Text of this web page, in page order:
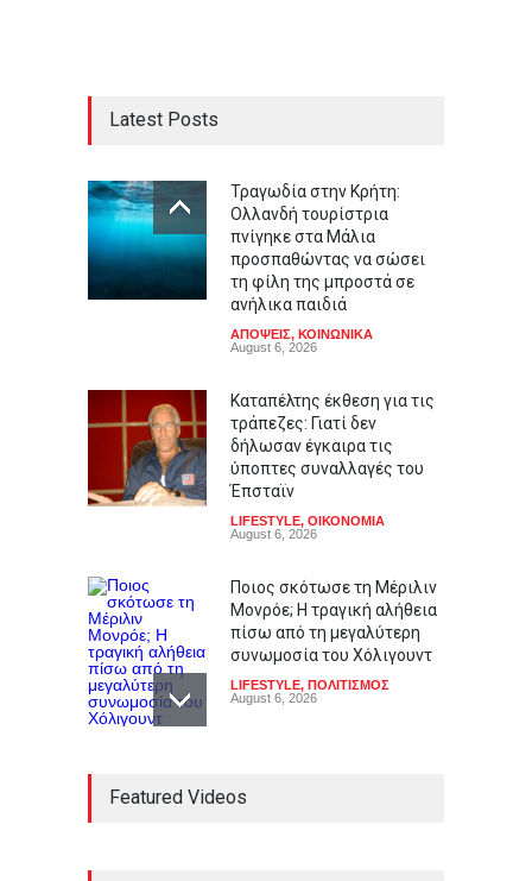
Latest Posts
Τραγωδία στην Κρήτη:
Ολλανδή τουρίστρια
πνίγηκε στα Μάλια
προσπαθώντας να σώσει
τη φίλη της μπροστά σε
ανήλικα παιδιά
ΑΠΟΨΕΙΣ, ΚΟΙΝΩΝΙΚΑ
August 6, 2026
Καταπέλτης έκθεση για τις
τράπεζες: Γιατί δεν
δήλωσαν έγκαιρα τις
ύποπτες συναλλαγές του
Έπσταϊν
LIFESTYLE, ΟΙΚΟΝΟΜΙΑ
August 6, 2026
Ποιος σκότωσε τη Μέριλιν
Μονρόε; Η τραγική αλήθεια
πίσω από τη μεγαλύτερη
συνωμοσία του Χόλιγουντ
LIFESTYLE, ΠΟΛΙΤΙΣΜΟΣ
August 6, 2026
Οργανισμό Αμερικανικών
Featured Videos